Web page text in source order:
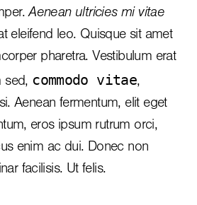
Aenean ultricies mi vitae
eleifend leo. Quisque sit amet
pharetra. Vestibulum erat
sed, commodo vitae,
Aenean fermentum, elit eget
eros ipsum rutrum orci,
enim ac dui. Donec non
facilisis. Ut felis.